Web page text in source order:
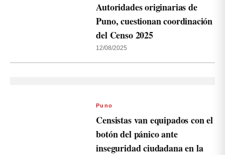
Autoridades originarias de
Puno, cuestionan coordinación
del Censo 2025
12/08/2025
Puno
Censistas van equipados con el
botón del pánico ante
inseguridad ciudadana en la